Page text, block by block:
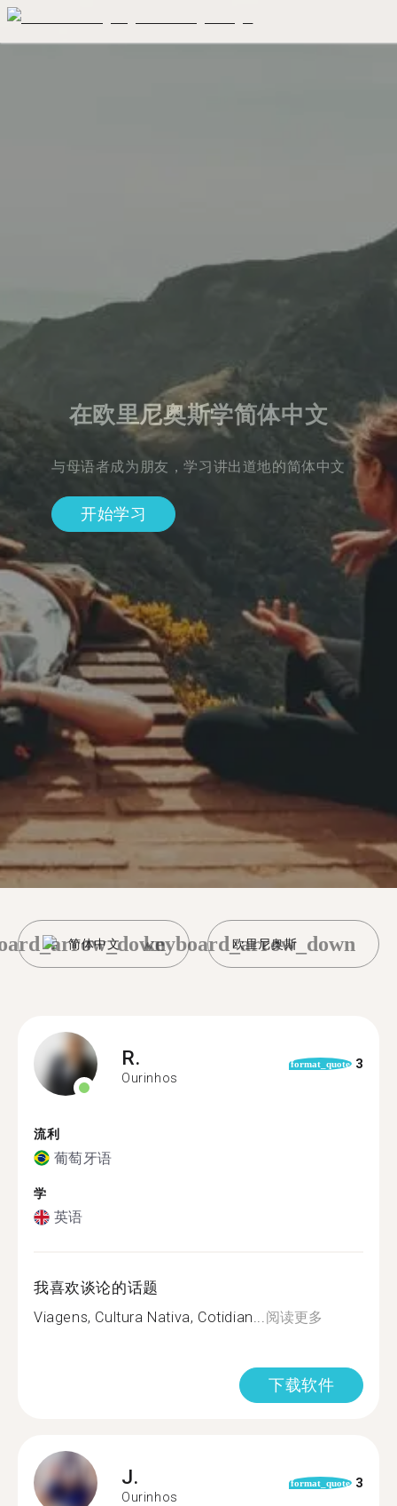
在欧里尼奥斯学简体中文
与母语者成为朋友，学习讲出道地的简体中文
开始学习
简体中文 欧里尼奥斯
keyboard_arrow_down
R.
Ourinhos
format_quote 3
流利
葡萄牙语
学
英语
我喜欢谈论的话题
Viagens, Cultura Nativa, Cotidian...阅读更多
下载软件
J.
Ourinhos
format_quote 3